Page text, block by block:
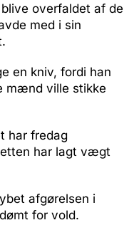
overfaldet af de
med i sin
en kniv, fordi han
mænd ville stikke
har fredag
har lagt vægt
afgørelsen i
for vold.